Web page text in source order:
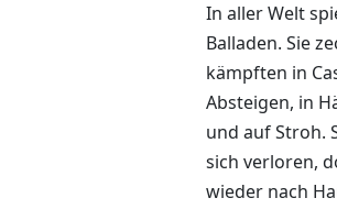
In aller Welt
Balladen. Sie
kämpften in
Absteigen, in
und auf Stroh.
sich verloren,
wieder nach